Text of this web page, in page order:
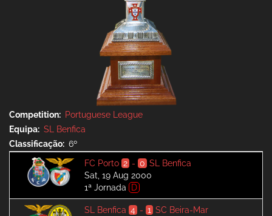
Competition
Portuguese League
Equipa
SL Benfica
Classificação
6º
FC Porto 2 - 0 SL Benfica
Sat, 19 Aug 2000
1ª Jornada
D
SL Benfica 4 - 1 SC Beira-Mar